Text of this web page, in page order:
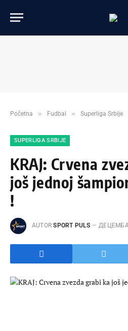
Početna » Fudbal » Superliga Srbije
SUPERLIGA SRBIJE
KRAJ: Crvena
još jednoj
!
AUTOR SPORT PULS